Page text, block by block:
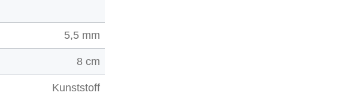
5,5 mm
8 cm
Kunststoff